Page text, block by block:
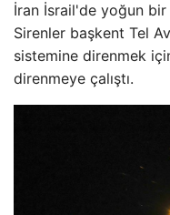
İran İsrail'de yoğun bir
Sirenler başkent Tel
sistemine direnmek
direnmeye çalıştı.